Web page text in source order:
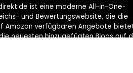
ist eine moderne All-in-One-
und Bewertungswebsite, die die
Amazon verfügbaren Angebote
neuesten hinzugefügten Blogs auf